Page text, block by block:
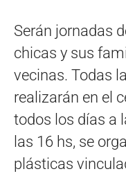
Serán jornadas
chicas y sus
vecinas. Todas
realizarán en el
todos los días a
las 16 hs, se
plásticas